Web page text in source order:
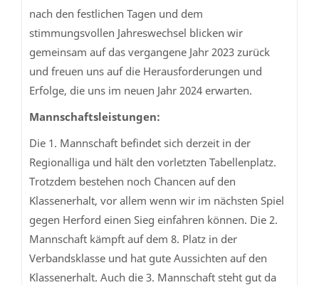
nach den festlichen Tagen und dem
stimmungsvollen Jahreswechsel blicken wir
gemeinsam auf das vergangene Jahr 2023 zurück
und freuen uns auf die Herausforderungen und
Erfolge, die uns im neuen Jahr 2024 erwarten.
Mannschaftsleistungen:
Die 1. Mannschaft befindet sich derzeit in der
Regionalliga und hält den vorletzten Tabellenplatz.
Trotzdem bestehen noch Chancen auf den
Klassenerhalt, vor allem wenn wir im nächsten Spiel
gegen Herford einen Sieg einfahren können. Die 2.
Mannschaft kämpft auf dem 8. Platz in der
Verbandsklasse und hat gute Aussichten auf den
Klassenerhalt. Auch die 3. Mannschaft steht gut da